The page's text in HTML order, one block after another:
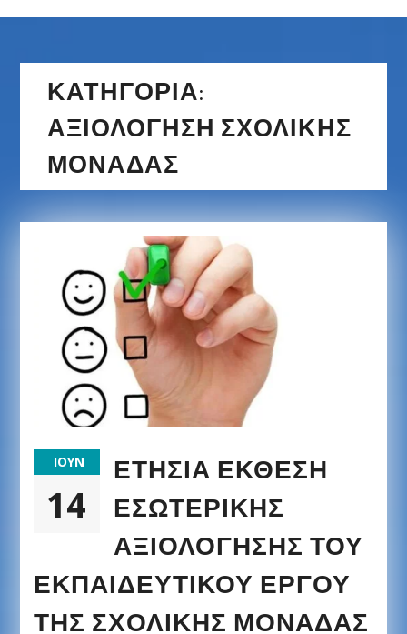
ΚΑΤΗΓΟΡΊΑ:
ΑΞΙΟΛΌΓΗΣΗ ΣΧΟΛΙΚΉΣ
ΜΟΝΆΔΑΣ
ΙΟΎΝ
14
ΕΤΉΣΙΑ ΈΚΘΕΣΗ
ΕΣΩΤΕΡΙΚΉΣ
ΑΞΙΟΛΌΓΗΣΗΣ ΤΟΥ
ΕΚΠΑΙΔΕΥΤΙΚΟΎ ΈΡΓΟΥ
ΤΗΣ ΣΧΟΛΙΚΉΣ ΜΟΝΆΔΑΣ